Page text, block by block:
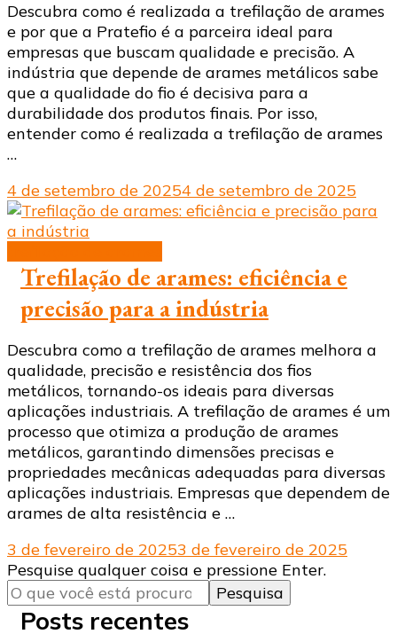
Descubra como é realizada a trefilação de arames
e por que a Pratefio é a parceira ideal para
empresas que buscam qualidade e precisão. A
indústria que depende de arames metálicos sabe
que a qualidade do fio é decisiva para a
durabilidade dos produtos finais. Por isso,
entender como é realizada a trefilação de arames
…
4 de setembro de 20254 de setembro de 2025
Trefilação de arames: eficiência e
precisão para a indústria
Descubra como a trefilação de arames melhora a
qualidade, precisão e resistência dos fios
metálicos, tornando-os ideais para diversas
aplicações industriais. A trefilação de arames é um
processo que otimiza a produção de arames
metálicos, garantindo dimensões precisas e
propriedades mecânicas adequadas para diversas
aplicações industriais. Empresas que dependem de
arames de alta resistência e …
3 de fevereiro de 20253 de fevereiro de 2025
Procurando
algo?
Pesquise qualquer coisa e pressione Enter.
Posts recentes